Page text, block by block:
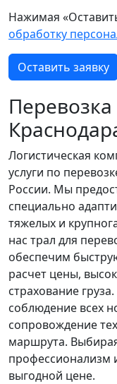
Логистическая
услуги по
России. Мы
специально
тяжелых и
нас трал для
обеспечим
расчет цены,
страхование
соблюдение всех
сопровождение
маршрута.
профессионализм
выгодной цене.
Нажимая
обработку
Оставить заявку